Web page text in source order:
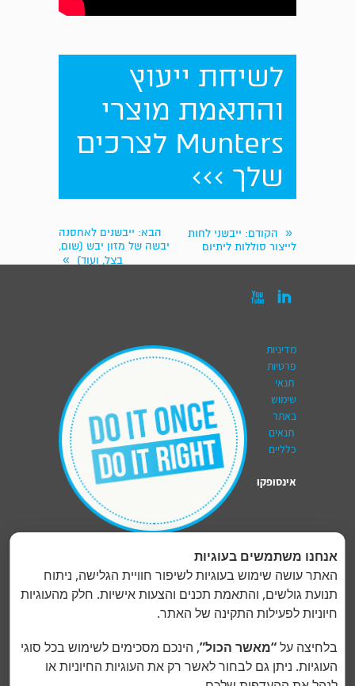
לשיחת ייעוץ
והתאמת מוצרי
Munters לצרכים
שלך >>>
« הקודם: ייבשני לחות
לייצור סוללות ליתיום
הבא: ייבשנים לאחסנה
יבשה של מזון יבש (שום,
בצל, ועוד) »
 
מדיניות
פרטיות
תנאי
שימוש
באתר
תנאים
כלליים
אינסופקו
רח' המפלסים 17, קריית אריה, ת.ד 3265, פתח-תקווה,
4951447 | טלפון:
077-8044375
| פקס: 073-
2000381
קריירה בקבוצת קומטל הצהרת פרטיות מועמדים
אנחנו משתמשים בעוגיות
האתר עושה שימוש בעוגיות לשיפור חוויית הגלישה, ניתוח
תנועת גולשים, והתאמת תכנים והצעות אישיות. חלק מהעוגיות
חיוניות לפעילות התקינה של האתר.
בלחיצה על“מאשר הכול”, הינכם מסכימים לשימוש בכל סוגי
העוגיות. ניתן גם לבחור לאשר רק את העוגיות החיוניות או